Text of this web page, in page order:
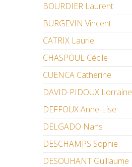
BOURDIER Laurent
BURGEVIN Vincent
CATRIX Laurie
CHASPOUL Cécile
CUENCA Catherine
DAVID-PIDOUX Lorraine
DEFFOUX Anne-Lise
DELGADO Nans
DESCHAMPS Sophie
DESOUHANT Guillaume